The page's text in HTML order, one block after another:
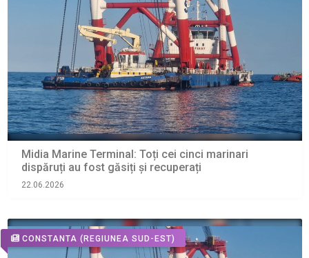
Midia Marine Terminal: Toți cei cinci marinari
dispăruți au fost găsiți și recuperați
22.06.2026
CONSTANTA (REGIUNEA SUD-EST)